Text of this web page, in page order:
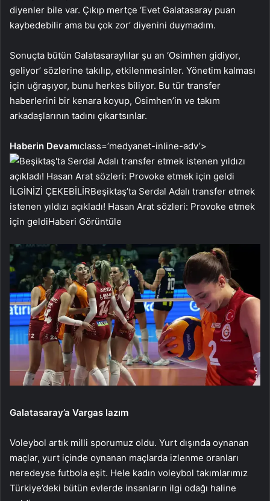
diyenler bile var. Çıkıp mertçe ‘Evet Galatasaray puan
kaybedebilir ama bu çok zor’ diyenini duymadım.
Sonuçta bütün Galatasaraylılar şu an ‘Osimhen gidiyor,
geliyor’ sözlerine takılıp, etkilenmesinler. Yönetim kalması
için uğraşıyor, bunu herkes biliyor. Bu tür transfer
haberlerini bir kenara koyup, Osimhen’in ve takım
arkadaşlarının tadını çıkartsınlar.
Haberin Devamıclass=’medyanet-inline-adv’>
İLGİNİZİ ÇEKEBİLİRBeşiktaş’ta Serdal Adalı transfer etmek
istenen yıldızı açıkladı! Hasan Arat sözleri: Provoke etmek
için geldiHaberi Görüntüle
Galatasaray’a Vargas lazım
Voleybol artık milli sporumuz oldu. Yurt dışında oynanan
maçlar, yurt içinde oynanan maçlarda izlenme oranları
neredeyse futbola eşit. Hele kadın voleybol takımlarımız
Türkiye’deki bütün evlerde insanların ilgi odağı haline